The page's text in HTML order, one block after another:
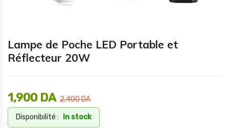
Lampe de Poche LED Portable et
Réflecteur 20W
2,400DA
1,900 DA
Disponibilité : In stock